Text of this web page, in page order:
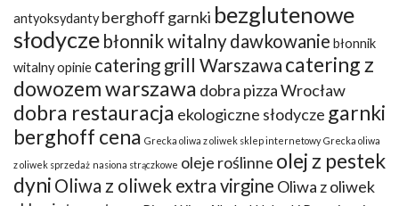
antyoksydanty berghoff garnki bezglutenowe
słodycze błonnik witalny dawkowanie błonnik
witalny opinie catering grill Warszawa catering z
dowozem warszawa dobra pizza Wrocław
dobra restauracja ekologiczne słodycze garnki
berghoff cena Grecka oliwa z oliwek sklep internetowy Grecka oliwa
z oliwek sprzedaż nasiona strączkowe oleje roślinne olej z pestek
dyni Oliwa z oliwek extra virgine Oliwa z oliwek